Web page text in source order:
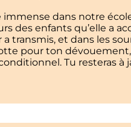
immense dans notre
des enfants qu’elle a
transmis, et dans les
pour ton
Tu resteras à